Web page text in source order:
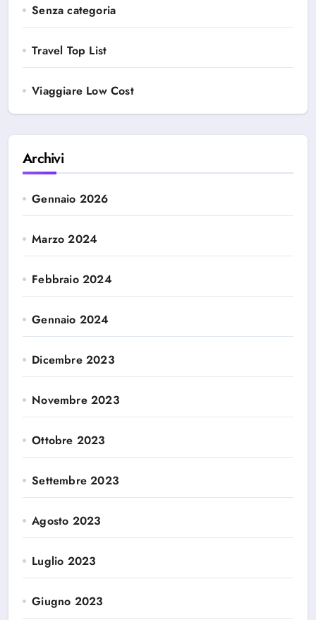
Senza categoria
Travel Top List
Viaggiare Low Cost
Archivi
Gennaio 2026
Marzo 2024
Febbraio 2024
Gennaio 2024
Dicembre 2023
Novembre 2023
Ottobre 2023
Settembre 2023
Agosto 2023
Luglio 2023
Giugno 2023